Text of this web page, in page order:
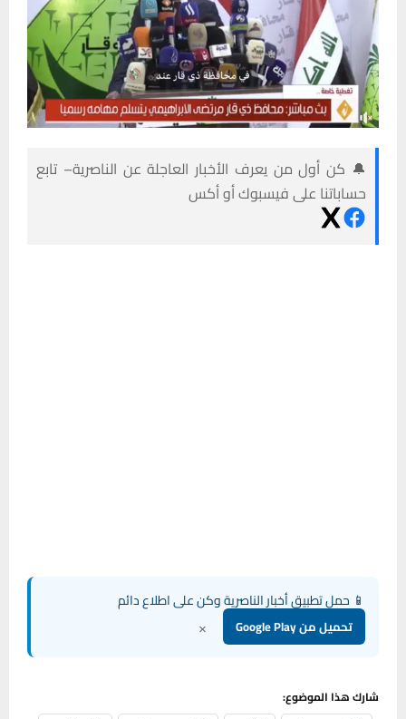
🔔 كن أول من يعرف الأخبار العاجلة عن الناصرية– تابع
حساباتنا على فيسبوك أو أكس
📱 حمل تطبيق أخبار الناصرية وكن على اطلاع دائم
تحميل من Google Play ×
شارك هذا الموضوع: